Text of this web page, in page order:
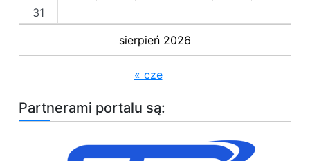
sierpień 2026
31
« cze
Partnerami portalu są: